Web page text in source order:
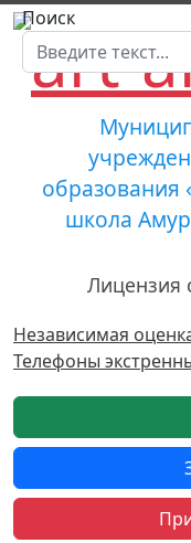
Поиск
образования
школа
Лицензия
Независимая
Телефоны